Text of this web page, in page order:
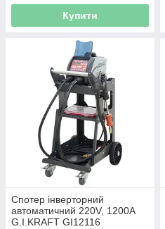
Купити
Спотер інверторний
автоматичний 220V, 1200A
G.I.KRAFT GI12116